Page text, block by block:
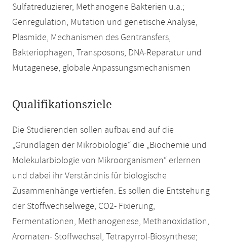
Sulfatreduzierer, Methanogene Bakterien u.a.;
Genregulation, Mutation und genetische Analyse,
Plasmide, Mechanismen des Gentransfers,
Bakteriophagen, Transposons, DNA-Reparatur und
Mutagenese, globale Anpassungsmechanismen
Qualifikationsziele
Die Studierenden sollen aufbauend auf die
„Grundlagen der Mikrobiologie“ die „Biochemie und
Molekularbiologie von Mikroorganismen“ erlernen
und dabei ihr Verständnis für biologische
Zusammenhänge vertiefen. Es sollen die Entstehung
der Stoffwechselwege, CO2- Fixierung,
Fermentationen, Methanogenese, Methanoxidation,
Aromaten- Stoffwechsel, Tetrapyrrol-Biosynthese;